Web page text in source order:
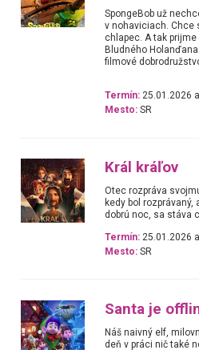
SpongeBob už
v nohaviciach. Chce
chlapec. A tak
Bludného
filmové
Termín: 25.01.2026
Mesto: SR
Král kráľov
Otec rozpráva
kedy bol rozprávaný,
dobrú noc, sa stáva
Termín: 25.01.2026
Mesto: SR
Santa je
Náš naivný elf,
deň v práci nič také